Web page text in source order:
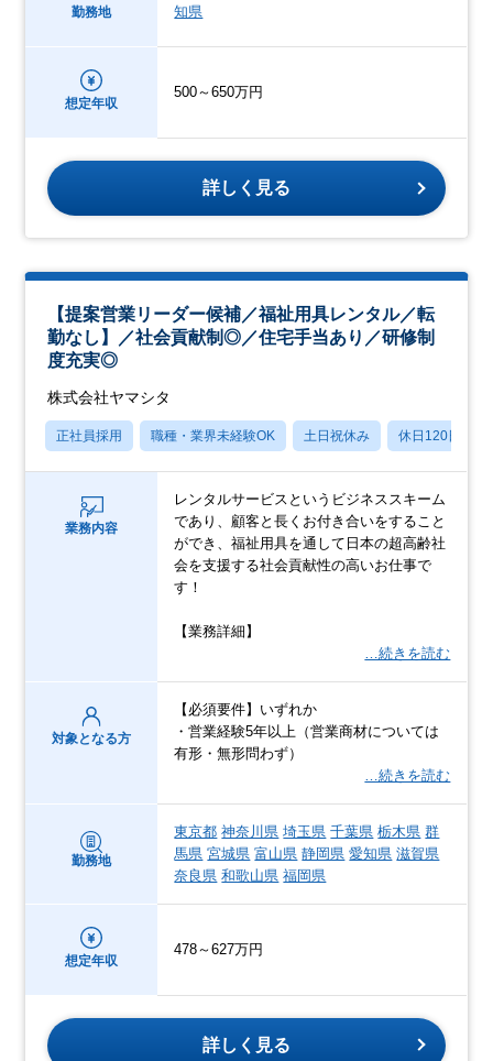
勤務地
知県
想定年収
500～650万円
詳しく見る
【提案営業リーダー候補／福祉用具レンタル／転
勤なし】／社会貢献制◎／住宅手当あり／研修制
度充実◎
株式会社ヤマシタ
正社員採用 職種・業界未経験OK 土日祝休み 休日120日以上
業務内容
レンタルサービスというビジネススキーム
であり、顧客と長くお付き合いをすること
ができ、福祉用具を通して日本の超高齢社
会を支援する社会貢献性の高いお仕事で
す！
【業務詳細】
…続きを読む
対象となる方
【必須要件】いずれか
・営業経験5年以上（営業商材については
有形・無形問わず）
…続きを読む
勤務地
東京都 神奈川県 埼玉県 千葉県 栃木県 群
馬県 宮城県 富山県 静岡県 愛知県 滋賀県
奈良県 和歌山県 福岡県
想定年収
478～627万円
詳しく見る